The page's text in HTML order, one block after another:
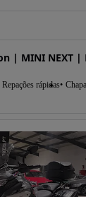
| MINI NEXT |
Repações rápidas